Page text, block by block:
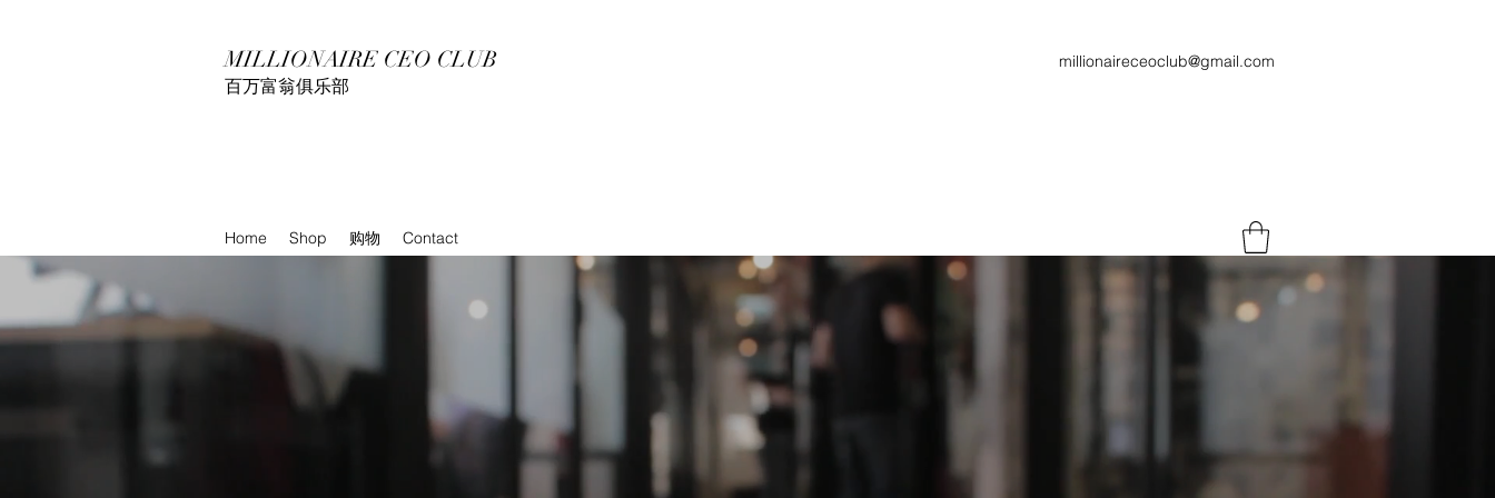
MILLIONAIRE CEO CLUB
百万富翁俱乐部
millionaireceoclub@gmail.com
Home Shop 购物 Contact